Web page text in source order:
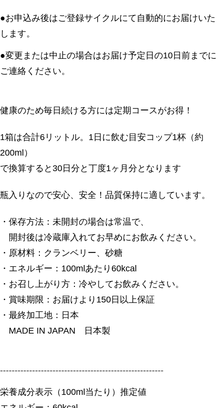
●お申込み後はご登録サイクルにて自動的にお届けいた
します。
●変更または中止の場合はお届け予定日の10日前までに
ご連絡ください。
健康のため毎日続ける方には定期コースがお得！
1箱は合計6リットル。1日に飲む目安コップ1杯（約
200ml）
で換算すると30日分と丁度1ヶ月分となります
瓶入りなので安心、安全！品質保持に適しています。
・保存方法：未開封の場合は常温で、
開封後は冷蔵庫入れてお早めにお飲みください。
・原材料：クランベリー、砂糖
・エネルギー：100mlあたり60kcal
・お召し上がり方：冷やしてお飲みください。
・賞味期限：お届けより150日以上保証
・最終加工地：日本
MADE IN JAPAN 日本製
--------------------------------------------------------
栄養成分表示（100ml当たり）推定値